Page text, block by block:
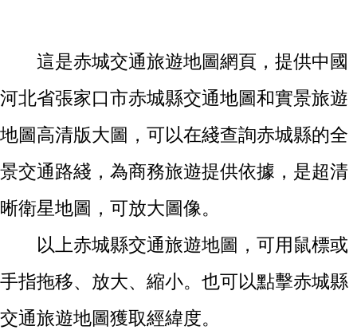
這是赤城交通旅遊地圖網頁，提供中國
河北省張家口市赤城縣交通地圖和實景旅遊
地圖高清版大圖，可以在綫查詢赤城縣的全
景交通路綫，為商務旅遊提供依據，是超清
晰衛星地圖，可放大圖像。
以上赤城縣交通旅遊地圖，可用鼠標或
手指拖移、放大、縮小。也可以點擊赤城縣
交通旅遊地圖獲取經緯度。